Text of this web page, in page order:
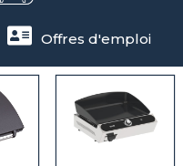
Offres d'emploi